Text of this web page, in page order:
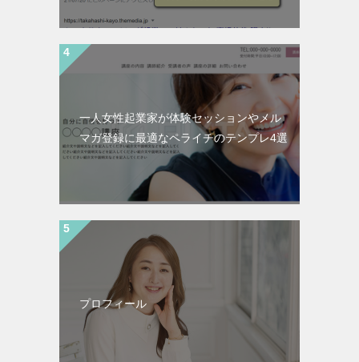
一人女性起業家が体験セッションやメル
マガ登録に最適なペライチのテンプレ4選
プロフィール